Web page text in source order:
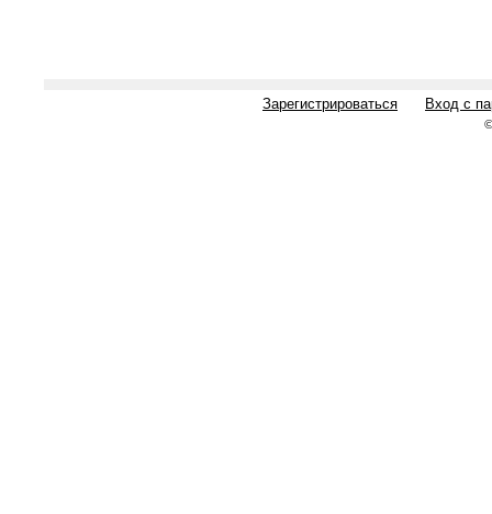
Зарегистрироваться Вход с